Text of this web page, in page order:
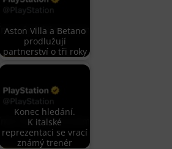
Aston Villa a Betano
prodlužují
partnerství o tři roky
Konec hledání.
K italské
reprezentaci se vrací
známý trenér